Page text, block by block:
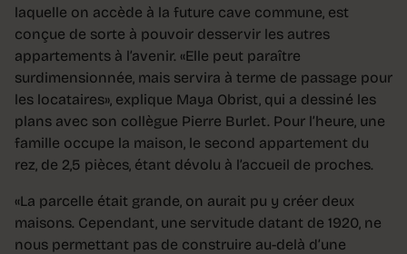
laquelle on accède à la future cave commune, est
conçue de sorte à pouvoir desservir les autres
appartements à l’avenir. «Elle peut paraître
surdimensionnée, mais servira à terme de passage pour
les locataires», explique Maya Obrist, qui a dessiné les
plans avec son collègue Pierre Burlet. Pour l’heure, une
famille occupe la maison, le second appartement du
rez, de 2,5 pièces, étant dévolu à l’accueil de proches.
«La parcelle était grande, on aurait pu y créer deux
maisons. Cependant, une servitude datant de 1920, ne
nous permettant pas de construire au-delà d’une